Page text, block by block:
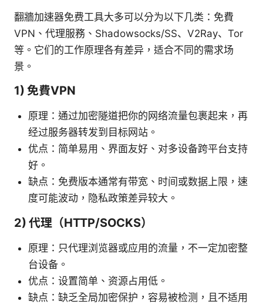
翻牆加速器免费工具大多可以分为以下几类：免費
VPN、代理服務、Shadowsocks/SS、V2Ray、Tor
等。它们的工作原理各有差异，适合不同的需求场
景。
1) 免費VPN
原理：通过加密隧道把你的网络流量包裹起来，再
经过服务器转发到目标网站。
优点：简单易用、界面友好、对多设备跨平台支持
好。
缺点：免费版本通常有带宽、时间或数据上限，速
度可能波动，隐私政策差异较大。
2) 代理（HTTP/SOCKS）
原理：只代理浏览器或应用的流量，不一定加密整
台设备。
优点：设置简单、资源占用低。
缺点：缺乏全局加密保护，容易被检测，且不适用